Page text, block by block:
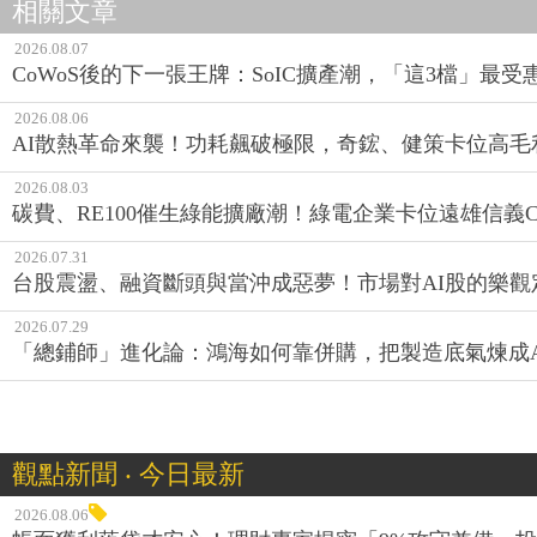
相關文章
2026.08.07
CoWoS後的下一張王牌：SoIC擴產潮，「這3檔」最受
2026.08.06
AI散熱革命來襲！功耗飆破極限，奇鋐、健策卡位高
2026.08.03
碳費、RE100催生綠能擴廠潮！綠電企業卡位遠雄信義
2026.07.31
台股震盪、融資斷頭與當沖成惡夢！市場對AI股的樂
2026.07.29
「總鋪師」進化論：鴻海如何靠併購，把製造底氣煉
觀點新聞 ‧ 今日最新
2026.08.06